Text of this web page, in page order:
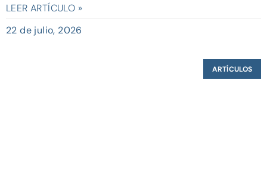
LEER ARTÍCULO »
22 de julio, 2026
ARTÍCULOS